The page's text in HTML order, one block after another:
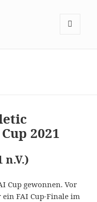
2021
n.V.)
Cup gewonnen. Vor
ein FAI Cup-Finale im